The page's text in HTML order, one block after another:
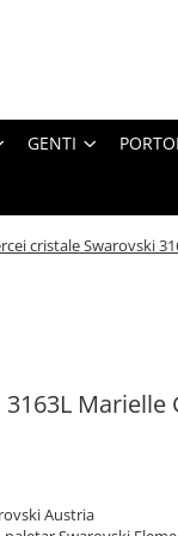
GENTI
cristale Swarovski
Marielle
Austria